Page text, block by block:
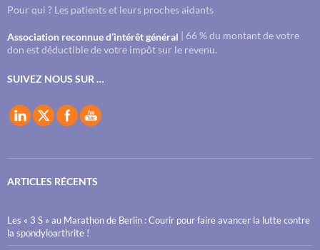
Pour qui ? Les patients et leurs proches aidants
Association reconnue d’intérêt général | 66 % du montant de votre
don est déductible de votre impôt sur le revenu.
SUIVEZ NOUS SUR …
ARTICLES RÉCENTS
Les « 3 S » au Marathon de Berlin : Courir pour faire avancer la lutte contre
la spondyloarthrite !